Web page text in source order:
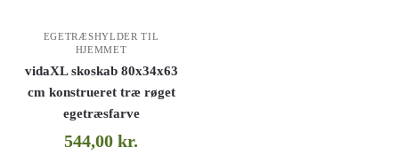
EGETRÆSHYLDER TIL
HJEMMET
vidaXL skoskab 80x34x63
cm konstrueret træ røget
egetræsfarve
544,00kr.